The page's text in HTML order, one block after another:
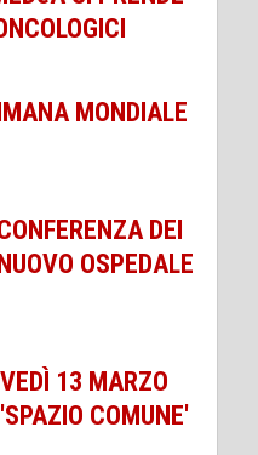
MONDIALE
DEI
OSPEDALE
13 MARZO
COMUNE'